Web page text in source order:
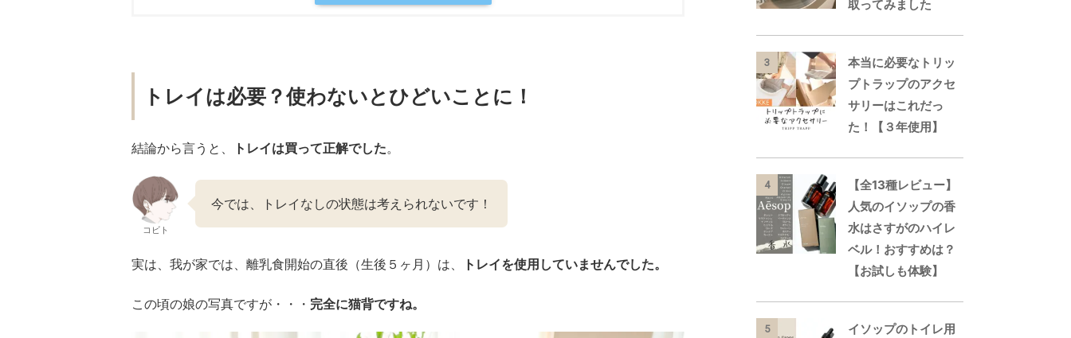
トレイは必要？使わないとひどいことに！
結論から言うと、 トレイは買って正解でした。
コビト
今では、トレイなしの状態は考えられないです！
実は、我が家では、離乳食開始の直後（生後５ヶ月）は、 トレイを使用していませんでした。
この頃の娘の写真ですが・・・ 完全に猫背ですね。
取ってみました
3
本当に必要なトリッ
プトラップのアクセ
サリーはこれだっ
た！【３年使用】
4
【全13種レビュー】
人気のイソップの香
水はさすがのハイレ
ベル！おすすめは？
【お試しも体験】
5
イソップのトイレ用